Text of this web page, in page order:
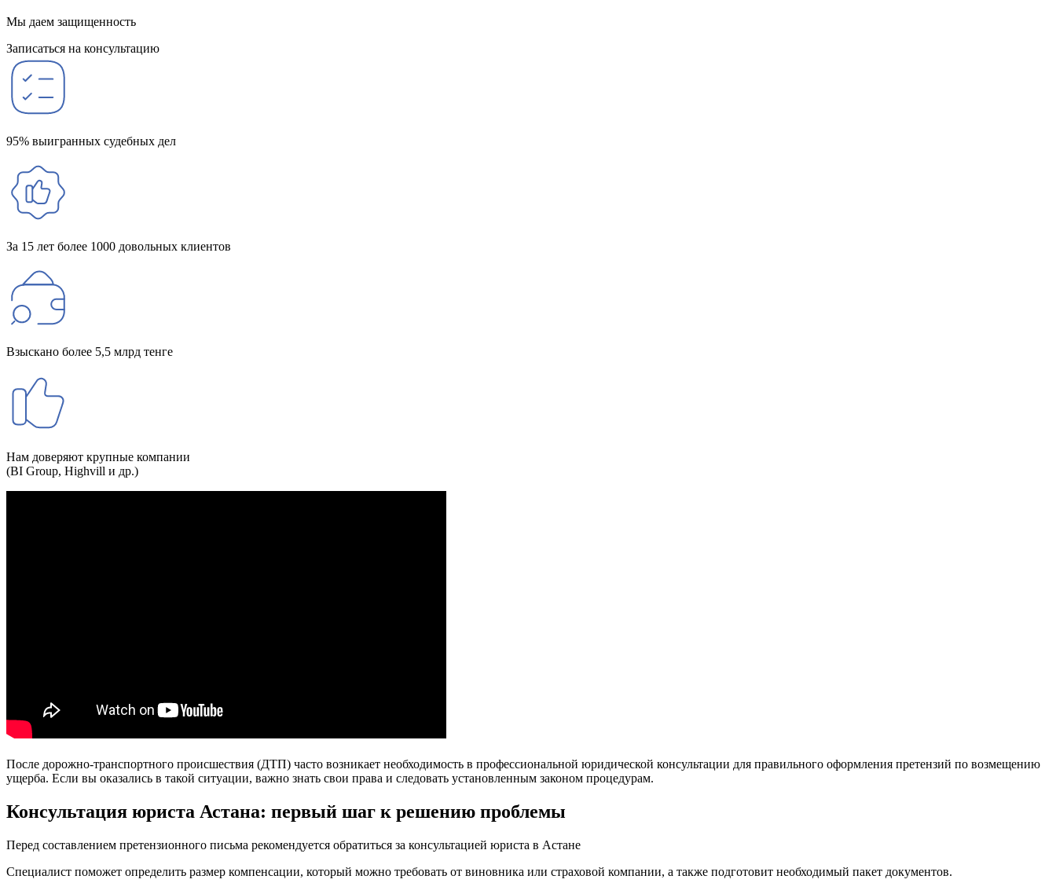
Мы даем защищенность
Записаться на консультацию
95% выигранных судебных дел
За 15 лет более 1000 довольных клиентов
Взыскано более 5,5 млрд тенге
Нам доверяют крупные компании
(BI Group, Highvill и др.)
После дорожно-транспортного происшествия (ДТП) часто возникает необходимость в профессиональной юридической консультации для правильного оформления претензий по возмещению
ущерба. Если вы оказались в такой ситуации, важно знать свои права и следовать установленным законом процедурам.
Консультация юриста Астана: первый шаг к решению проблемы
Перед составлением претензионного письма рекомендуется обратиться за консультацией юриста в Астане
Специалист поможет определить размер компенсации, который можно требовать от виновника или страховой компании, а также подготовит необходимый пакет документов.